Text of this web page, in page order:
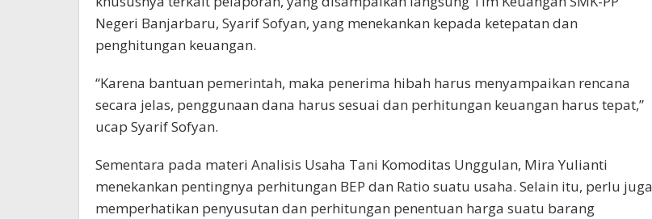
Negeri Banjarbaru, Syarif Sofyan, yang menekankan kepada ketepatan dan
penghitungan keuangan.
“Karena bantuan pemerintah, maka penerima hibah harus menyampaikan rencana
secara jelas, penggunaan dana harus sesuai dan perhitungan keuangan harus tepat,”
ucap Syarif Sofyan.
Sementara pada materi Analisis Usaha Tani Komoditas Unggulan, Mira Yulianti
menekankan pentingnya perhitungan BEP dan Ratio suatu usaha. Selain itu, perlu juga
memperhatikan penyusutan dan perhitungan penentuan harga suatu barang